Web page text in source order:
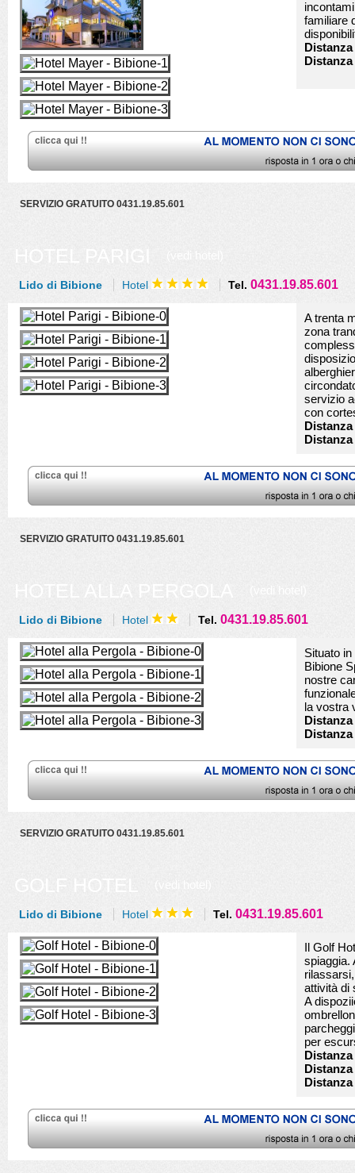
familiare
SERVIZIO GRATUITO 0431.19.85.601
HOTEL PARIGI
Lido di Bibione Hotel Tel. 0431.19.85.601
A trenta
zona
servizio
con
SERVIZIO GRATUITO 0431.19.85.601
HOTEL ALLA PERGOLA
Lido di Bibione Hotel Tel. 0431.19.85.601
Situato
Bibione
nostre
la vostra
SERVIZIO GRATUITO 0431.19.85.601
GOLF HOTEL
Lido di Bibione Hotel Tel. 0431.19.85.601
Il Golf
spiaggia.
attività di
A
per